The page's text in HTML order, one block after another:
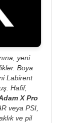
yeni
Boya
Labirent
Hafif,
X Pro
veya PSI,
ve pil